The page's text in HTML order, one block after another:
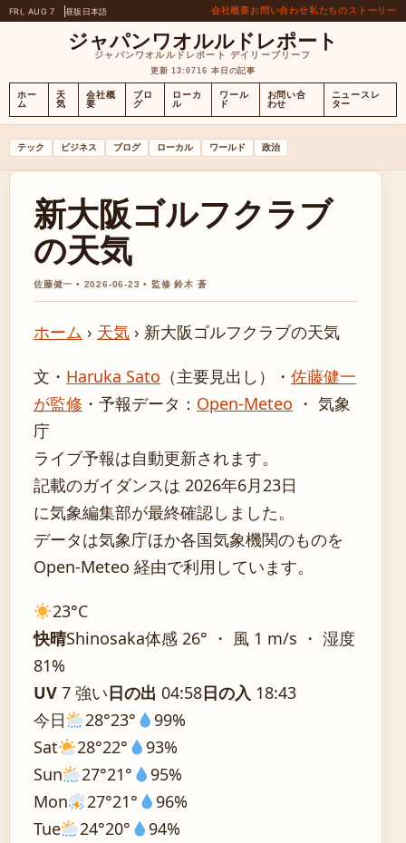
FRI, AUG 7 昼版 日本語 会社概要お問い合わせ私たちのストーリー
ジャパンワオルルドレポート
ジャパンワオルルドレポート デイリーブリーフ
更新 13:0716 本日の記事
ホー
ム
天
気
会社概
要
ブロ
グ
ローカ
ル
ワール
ド
お問い合
わせ
ニュースレ
ター
テック ビジネス ブログ ローカル ワールド 政治
新大阪ゴルフクラブ
の天気
佐藤健一 • 2026-06-23 • 監修 鈴木 蒼
ホーム › 天気 › 新大阪ゴルフクラブの天気
文・ Haruka Sato （主要見出し） ・ 佐藤健一
が監修 ・ 予報データ： Open-Meteo ・ 気象
庁
ライブ予報は自動更新されます。
記載のガイダンスは 2026年6月23日
に気象編集部が最終確認しました。
データは気象庁ほか各国気象機関のものを
Open-Meteo 経由で利用しています。
23°C
快晴Shinosaka体感 26° ・ 風 1 m/s ・ 湿度
81%
UV 7 強い日の出 04:58日の入 18:43
今日
28°23°
99%
Sat
28°22°
93%
Sun
27°21°
95%
Mon
27°21°
96%
Tue
24°20°
94%